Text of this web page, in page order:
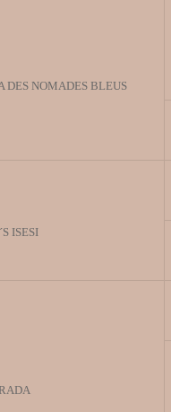
DES NOMADES BLEUS
ISESI